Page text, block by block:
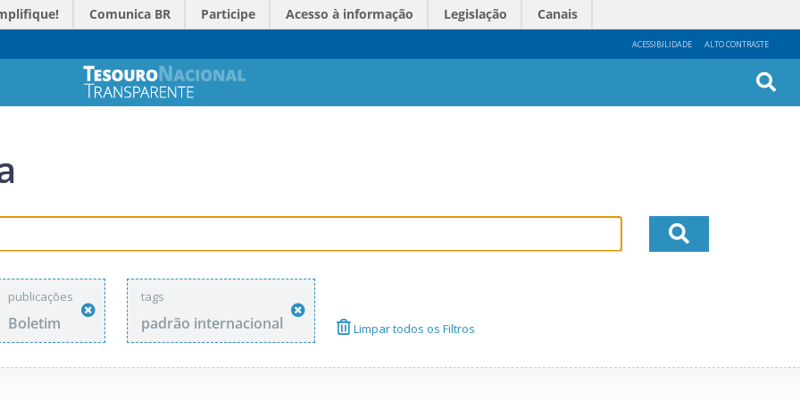
ACESSIBILIDADE ALTO CONTRASTE
Comunica BR Participe Acesso à informação Legislação
Canais
publicações
Boletim
tags
padrão internacional Limpar todos os Filtros